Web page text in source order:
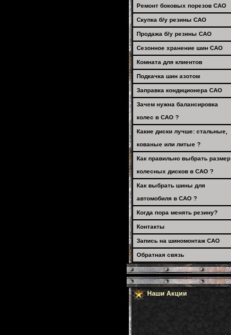
Ремонт боковых порезов САО
Скупка б/у резины САО
Продажа б/у резины САО
Сезонное хранение шин САО
Комната для клиентов
Подкачка шин азотом
Заправка кондиционера САО
Зачем нужна балансировка
колес в САО ?
Какие диски лучше: стальные,
кованые или литые ?
Как правильно выбрать размер
колесных дисков в САО ?
Как выбрать шины для
автомобиля в САО ?
Когда пора менять резину?
Контакты
Запись на шиномонтаж САО
Обратная связь
Наши Акции